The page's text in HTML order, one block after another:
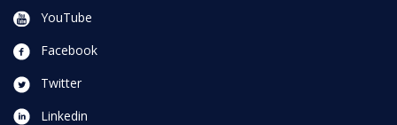
YouTube
Facebook
Twitter
Linkedin